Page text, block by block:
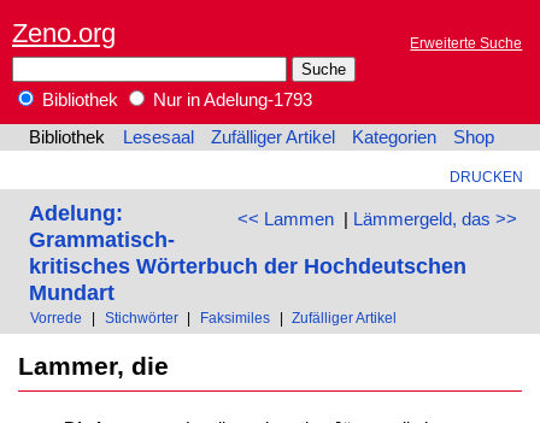
Zeno.org Erweiterte Suche
Bibliothek
Nur in Adelung-1793
Bibliothek
Lesesaal Zufälliger Artikel Kategorien Shop
DRUCKEN
<< Lammen| Lämmergeld, das >>
Adelung:
Grammatisch-
kritisches Wörterbuch der Hochdeutschen
Mundart
Vorrede Stichwörter Faksimiles Zufälliger Artikel
Lammer, die